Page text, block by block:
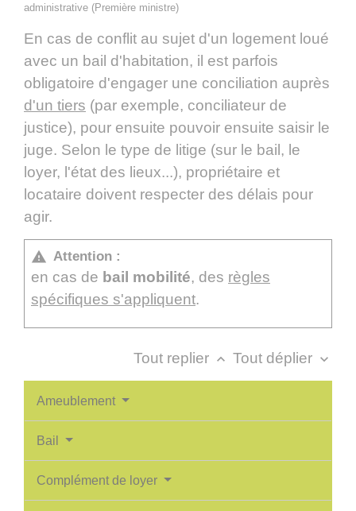
administrative (Première ministre)
En cas de conflit au sujet d'un logement loué
avec un bail d'habitation, il est parfois
obligatoire d'engager une conciliation auprès
d'un tiers (par exemple, conciliateur de
justice), pour ensuite pouvoir ensuite saisir le
juge. Selon le type de litige (sur le bail, le
loyer, l'état des lieux...), propriétaire et
locataire doivent respecter des délais pour
agir.
warning Attention :
en cas de bail mobilité, des règles
spécifiques s'appliquent.
Tout replier keyboard_arrow_up Tout déplier keyboard_arrow_down
Ameublement
Bail
Complément de loyer